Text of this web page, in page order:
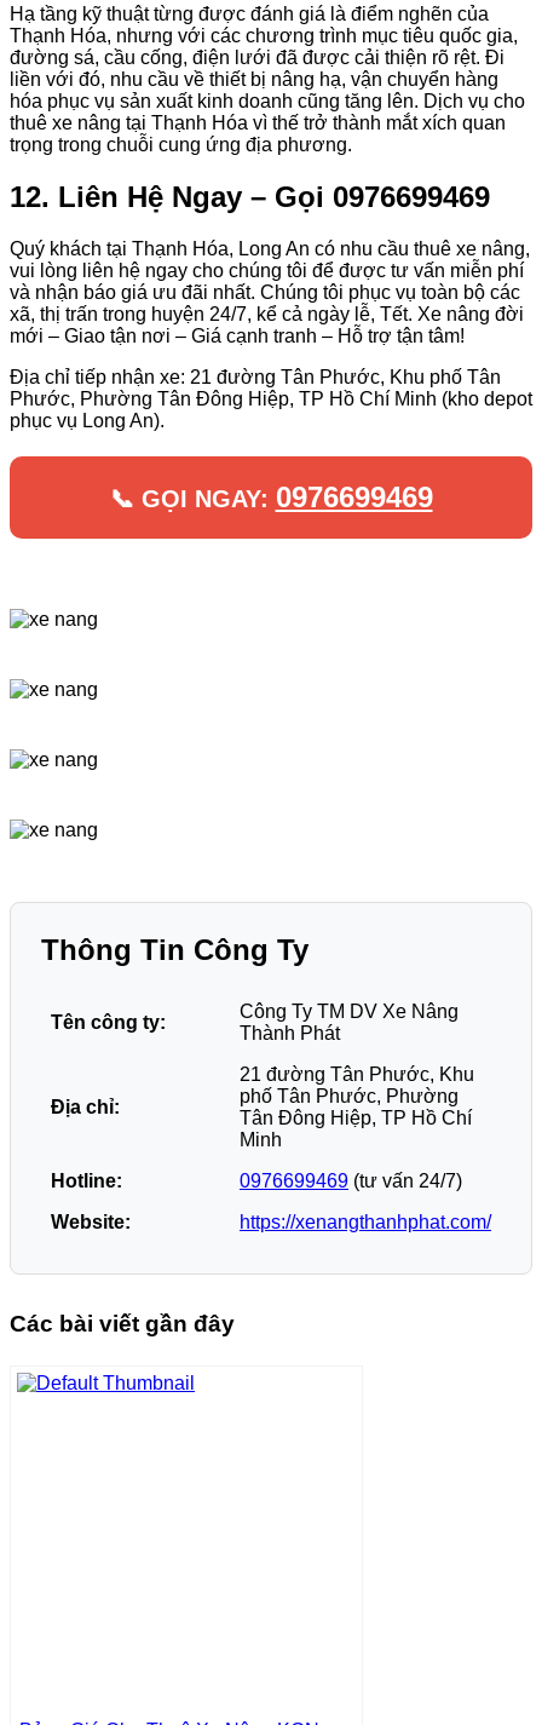
Hạ tầng kỹ thuật từng được đánh giá là điểm nghẽn của
Thạnh Hóa, nhưng với các chương trình mục tiêu quốc gia,
đường sá, cầu cống, điện lưới đã được cải thiện rõ rệt. Đi
liền với đó, nhu cầu về thiết bị nâng hạ, vận chuyển hàng
hóa phục vụ sản xuất kinh doanh cũng tăng lên. Dịch vụ cho
thuê xe nâng tại Thạnh Hóa vì thế trở thành mắt xích quan
trọng trong chuỗi cung ứng địa phương.
12. Liên Hệ Ngay – Gọi 0976699469
Quý khách tại Thạnh Hóa, Long An có nhu cầu thuê xe nâng,
vui lòng liên hệ ngay cho chúng tôi để được tư vấn miễn phí
và nhận báo giá ưu đãi nhất. Chúng tôi phục vụ toàn bộ các
xã, thị trấn trong huyện 24/7, kể cả ngày lễ, Tết. Xe nâng đời
mới – Giao tận nơi – Giá cạnh tranh – Hỗ trợ tận tâm!
Địa chỉ tiếp nhận xe: 21 đường Tân Phước, Khu phố Tân
Phước, Phường Tân Đông Hiệp, TP Hồ Chí Minh (kho depot
phục vụ Long An).
📞 GỌI NGAY: 0976699469
Thông Tin Công Ty
Tên công ty:
Công Ty TM DV Xe Nâng
Thành Phát
Địa chỉ:
21 đường Tân Phước, Khu
phố Tân Phước, Phường
Tân Đông Hiệp, TP Hồ Chí
Minh
Hotline:
0976699469 (tư vấn 24/7)
Website:
https://xenangthanhphat.com/
Các bài viết gần đây